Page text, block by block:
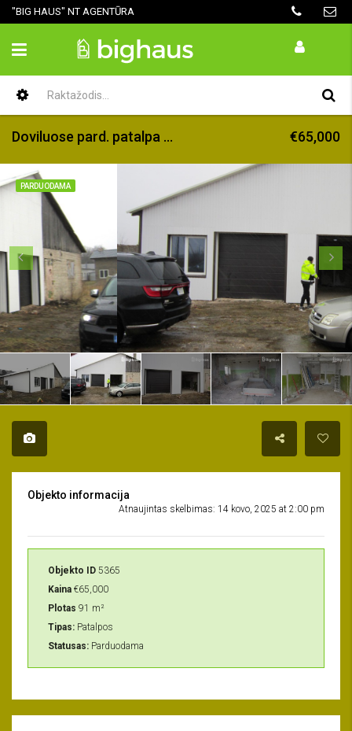
"BIG HAUS" NT AGENTŪRA
Doviluose pard. patalpa garažui, sandėliui €65,000
PARDUODAMA
Objekto informacija
Atnaujintas skelbimas: 14 kovo, 2025 at 2:00 pm
Objekto ID 5365
Kaina €65,000
Plotas 91 m²
Tipas: Patalpos
Statusas: Parduodama